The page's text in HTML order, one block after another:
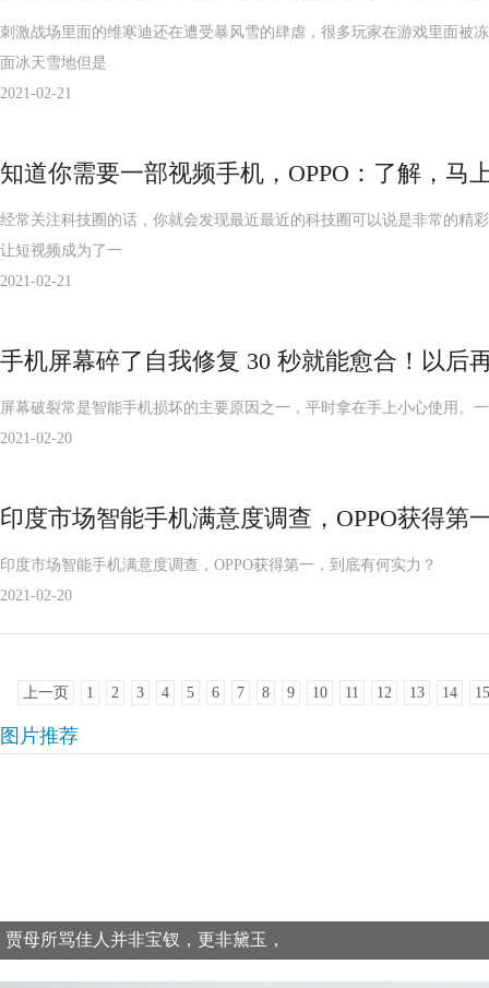
刺激战场里面的维寒迪还在遭受暴风雪的肆虐，很多玩家在游戏里面被
面冰天雪地但是
2021-02-21
知道你需要一部视频手机，OPPO：了解，马
经常关注科技圈的话，你就会发现最近最近的科技圈可以说是非常的精
让短视频成为了一
2021-02-21
手机屏幕碎了自我修复 30 秒就能愈合！以后
屏幕破裂常是智能手机损坏的主要原因之一，平时拿在手上小心使用。
2021-02-20
印度市场智能手机满意度调查，OPPO获得第
印度市场智能手机满意度调查，OPPO获得第一，到底有何实力？
2021-02-20
上一页 1 2 3 4 5 6 7 8 9 10 11 12 13 14 15
图片推荐
贾母所骂佳人并非宝钗，更非黛玉，